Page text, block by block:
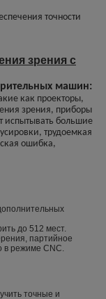
точности
зрения с
машин:
как проекторы,
зрения, приборы
испытывать большие
трудоемкая
ошибка,
до 512 мест.
партийное
в режиме CNC.
точные и